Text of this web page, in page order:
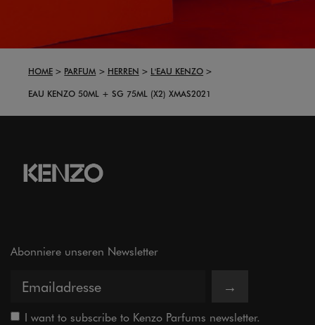
HOME PARFUM HERREN
L'EAU KENZO
EAU KENZO 50ML + SG 75ML (X2) XMAS2021
Abonniere unseren Newsletter
→
I want to subscribe to Kenzo Parfums newsletter.